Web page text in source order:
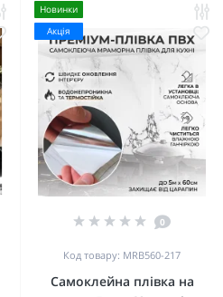
Новинки
Акція
0
Код товару: MRB560-217
Самоклейна плівка на